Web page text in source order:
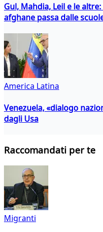
Gul, Mahdia, Leil e le
afghane passa dalle
America Latina
Venezuela, «dialogo
dagli Usa
Raccomandati per te
Migranti